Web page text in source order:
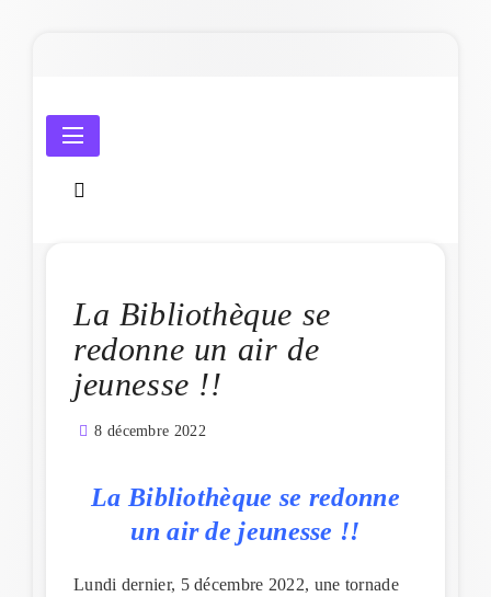
Amicale Laïque de Penmarc'h
La Bibliothèque se
redonne un air de
jeunesse !!
8 décembre 2022
La Bibliothèque se redonne
un air de jeunesse !!
Lundi dernier, 5 décembre 2022, une tornade